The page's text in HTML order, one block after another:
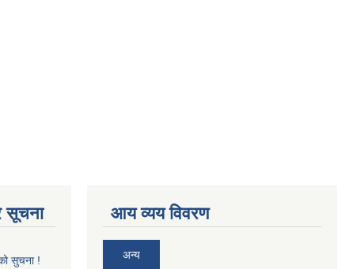
सूचना
सुचना !
आय व्यय विवरण
अन्य